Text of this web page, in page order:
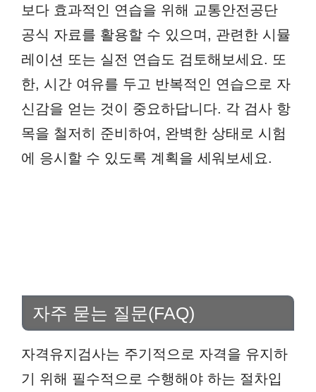
보다 효과적인 연습을 위해 교통안전공단
공식 자료를 활용할 수 있으며, 관련한 시뮬
레이션 또는 실전 연습도 검토해보세요. 또
한, 시간 여유를 두고 반복적인 연습으로 자
신감을 얻는 것이 중요하답니다. 각 검사 항
목을 철저히 준비하여, 완벽한 상태로 시험
에 응시할 수 있도록 계획을 세워보세요.
자주 묻는 질문(FAQ)
자격유지검사는 주기적으로 자격을 유지하
기 위해 필수적으로 수행해야 하는 절차입